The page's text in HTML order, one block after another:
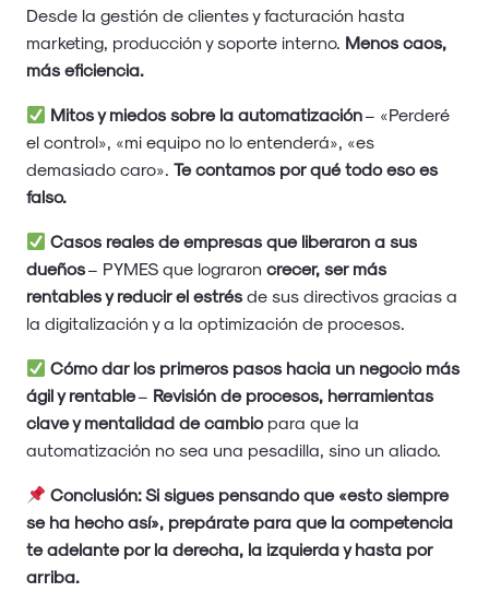
Desde la gestión de clientes y facturación hasta
marketing, producción y soporte interno. Menos caos,
más eficiencia.
Mitos y miedos sobre la automatización– «Perderé
el control», «mi equipo no lo entenderá», «es
demasiado caro». Te contamos por qué todo eso es
falso.
Casos reales de empresas que liberaron a sus
dueños– PYMES que lograron crecer, ser más
rentables y reducir el estrés de sus directivos gracias a
la digitalización y a la optimización de procesos.
Cómo dar los primeros pasos hacia un negocio más
ágil y rentable– Revisión de procesos, herramientas
clave y mentalidad de cambiopara que la
automatización no sea una pesadilla, sino un aliado.
Conclusión: Si sigues pensando que «esto siempre
se ha hecho así», prepárate para que la competencia
te adelante por la derecha, la izquierda y hasta por
arriba.